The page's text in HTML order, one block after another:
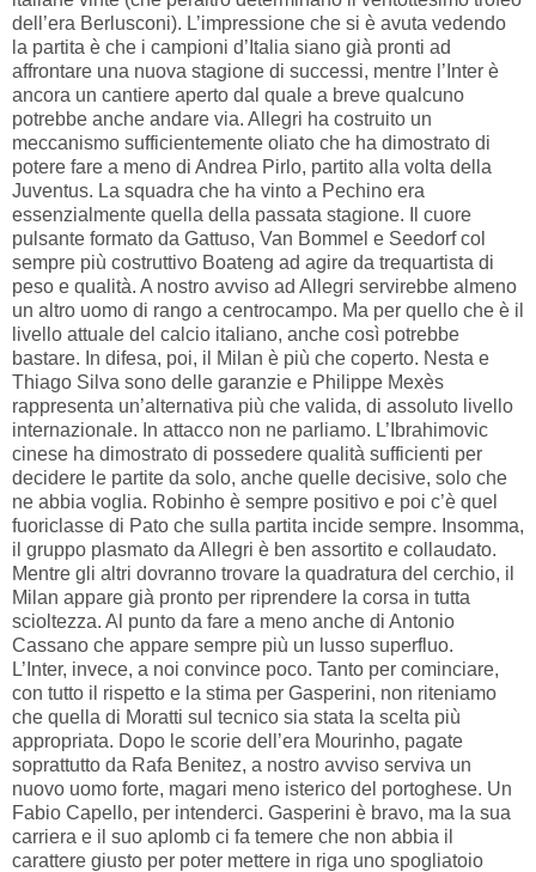
dell’era Berlusconi). L’impressione che si è avuta vedendo
la partita è che i campioni d’Italia siano già pronti ad
affrontare una nuova stagione di successi, mentre l’Inter è
ancora un cantiere aperto dal quale a breve qualcuno
potrebbe anche andare via. Allegri ha costruito un
meccanismo sufficientemente oliato che ha dimostrato di
potere fare a meno di Andrea Pirlo, partito alla volta della
Juventus. La squadra che ha vinto a Pechino era
essenzialmente quella della passata stagione. Il cuore
pulsante formato da Gattuso, Van Bommel e Seedorf col
sempre più costruttivo Boateng ad agire da trequartista di
peso e qualità. A nostro avviso ad Allegri servirebbe almeno
un altro uomo di rango a centrocampo. Ma per quello che è il
livello attuale del calcio italiano, anche così potrebbe
bastare. In difesa, poi, il Milan è più che coperto. Nesta e
Thiago Silva sono delle garanzie e Philippe Mexès
rappresenta un’alternativa più che valida, di assoluto livello
internazionale. In attacco non ne parliamo. L’Ibrahimovic
cinese ha dimostrato di possedere qualità sufficienti per
decidere le partite da solo, anche quelle decisive, solo che
ne abbia voglia. Robinho è sempre positivo e poi c’è quel
fuoriclasse di Pato che sulla partita incide sempre. Insomma,
il gruppo plasmato da Allegri è ben assortito e collaudato.
Mentre gli altri dovranno trovare la quadratura del cerchio, il
Milan appare già pronto per riprendere la corsa in tutta
scioltezza. Al punto da fare a meno anche di Antonio
Cassano che appare sempre più un lusso superfluo.
L’Inter, invece, a noi convince poco. Tanto per cominciare,
con tutto il rispetto e la stima per Gasperini, non riteniamo
che quella di Moratti sul tecnico sia stata la scelta più
appropriata. Dopo le scorie dell’era Mourinho, pagate
soprattutto da Rafa Benitez, a nostro avviso serviva un
nuovo uomo forte, magari meno isterico del portoghese. Un
Fabio Capello, per intenderci. Gasperini è bravo, ma la sua
carriera e il suo aplomb ci fa temere che non abbia il
carattere giusto per poter mettere in riga uno spogliatoio